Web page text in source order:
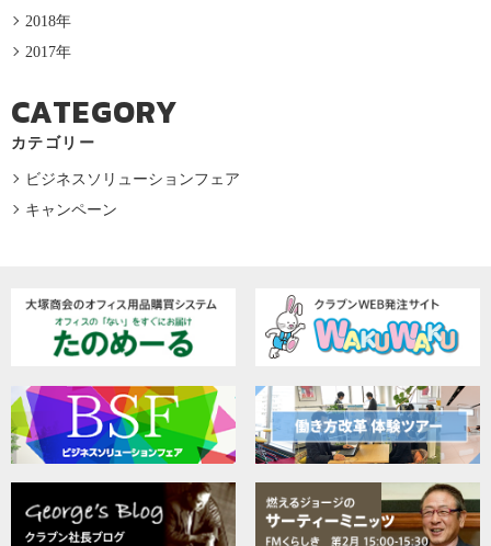
2018年
2017年
CATEGORY
カテゴリー
ビジネスソリューションフェア
キャンペーン